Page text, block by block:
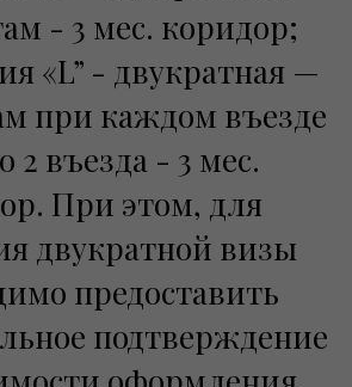
- 3 мес. коридор;
«L” - двукратная —
при каждом въезде
2 въезда - 3 мес.
При этом, для
двукратной визы
предоставить
подтверждение